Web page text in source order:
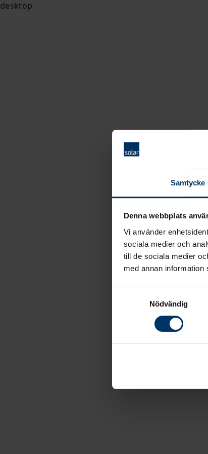
Samtycke
Denna webbplats
Vi använder
sociala medier och
till de sociala medier
med annan
Nödvändig